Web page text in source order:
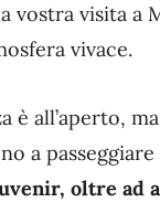
vostra visita a
vivace.
è all’aperto,
a
oltre ad